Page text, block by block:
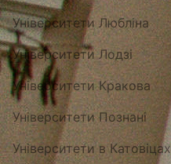
Університети Любліна
Університети Лодзі
Університети Кракова
Університети Познані
Університети в Катовіцах